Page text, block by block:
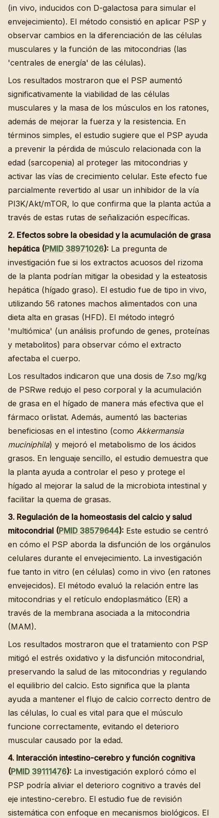
(in vivo, inducidos con D-galactosa para simular el
envejecimiento). El método consistió en aplicar PSP y
observar cambios en la diferenciación de las células
musculares y la función de las mitocondrias (las
'centrales de energía' de las células).
Los resultados mostraron que el PSP aumentó
significativamente la viabilidad de las células
musculares y la masa de los músculos en los ratones,
además de mejorar la fuerza y la resistencia. En
términos simples, el estudio sugiere que el PSP ayuda
a prevenir la pérdida de músculo relacionada con la
edad (sarcopenia) al proteger las mitocondrias y
activar las vías de crecimiento celular. Este efecto fue
parcialmente revertido al usar un inhibidor de la vía
PI3K/Akt/mTOR, lo que confirma que la planta actúa a
través de estas rutas de señalización específicas.
2. Efectos sobre la obesidad y la acumulación de grasa
hepática (PMID 38971026): La pregunta de
investigación fue si los extractos acuosos del rizoma
de la planta podrían mitigar la obesidad y la esteatosis
hepática (hígado graso). El estudio fue de tipo in vivo,
utilizando 56 ratones machos alimentados con una
dieta alta en grasas (HFD). El método integró
'multiómica' (un análisis profundo de genes, proteínas
y metabolitos) para observar cómo el extracto
afectaba el cuerpo.
Los resultados indicaron que una dosis de 7.so mg/kg
de PSRwe redujo el peso corporal y la acumulación
de grasa en el hígado de manera más efectiva que el
fármaco orlistat. Además, aumentó las bacterias
beneficiosas en el intestino (como Akkermansia
muciniphila) y mejoró el metabolismo de los ácidos
grasos. En lenguaje sencillo, el estudio demuestra que
la planta ayuda a controlar el peso y protege el
hígado al mejorar la salud de la microbiota intestinal y
facilitar la quema de grasas.
3. Regulación de la homeostasis del calcio y salud
mitocondrial (PMID 38579644): Este estudio se centró
en cómo el PSP aborda la disfunción de los orgánulos
celulares durante el envejecimiento. La investigación
fue tanto in vitro (en células) como in vivo (en ratones
envejecidos). El método evaluó la relación entre las
mitocondrias y el retículo endoplasmático (ER) a
través de la membrana asociada a la mitocondria
(MAM).
Los resultados mostraron que el tratamiento con PSP
mitigó el estrés oxidativo y la disfunción mitocondrial,
preservando la salud de las mitocondrias y regulando
el equilibrio del calcio. Esto significa que la planta
ayuda a mantener el flujo de calcio correcto dentro de
las células, lo cual es vital para que el músculo
funcione correctamente, evitando el deterioro
muscular causado por la edad.
4. Interacción intestino-cerebro y función cognitiva
(PMID 39111476): La investigación exploró cómo el
PSP podría aliviar el deterioro cognitivo a través del
eje intestino-cerebro. El estudio fue de revisión
sistemática con enfoque en mecanismos biológicos. El